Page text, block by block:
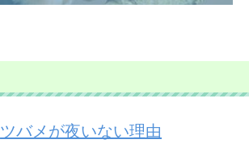
ツバメが夜いない理由